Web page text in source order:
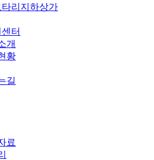
리지하상가
터
개
황
길
료